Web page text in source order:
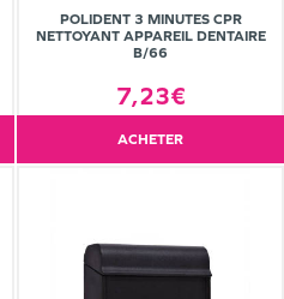
POLIDENT 3 MINUTES CPR
NETTOYANT APPAREIL DENTAIRE
B/66
7,23€
ACHETER